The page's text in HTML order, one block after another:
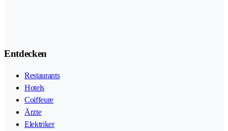
Entdecken
Restaurants
Hotels
Coiffeure
Ärzte
Elektriker